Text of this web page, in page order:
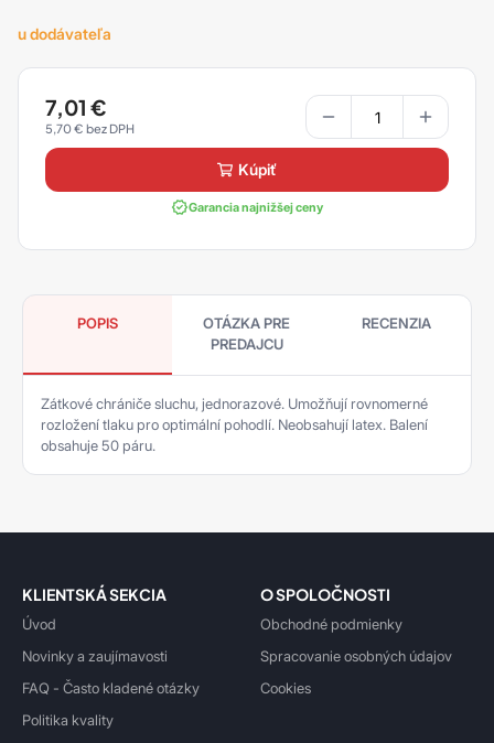
u dodávateľa
7,01 €
5,70€
kúpiť
Garancia najnižšej ceny
POPIS
OTÁZKA PRE
PREDAJCU
RECENZIA
Zátkové chrániče sluchu, jednorazové. Umožňují rovnomerné
rozložení tlaku pro optimální pohodlí. Neobsahují latex. Balení
obsahuje 50 páru.
KLIENTSKÁ SEKCIA
Úvod
Novinky a zaujímavosti
FAQ - Často kladené otázky
Politika kvality
O SPOLOČNOSTI
Obchodné podmienky
Spracovanie osobných údajov
Cookies